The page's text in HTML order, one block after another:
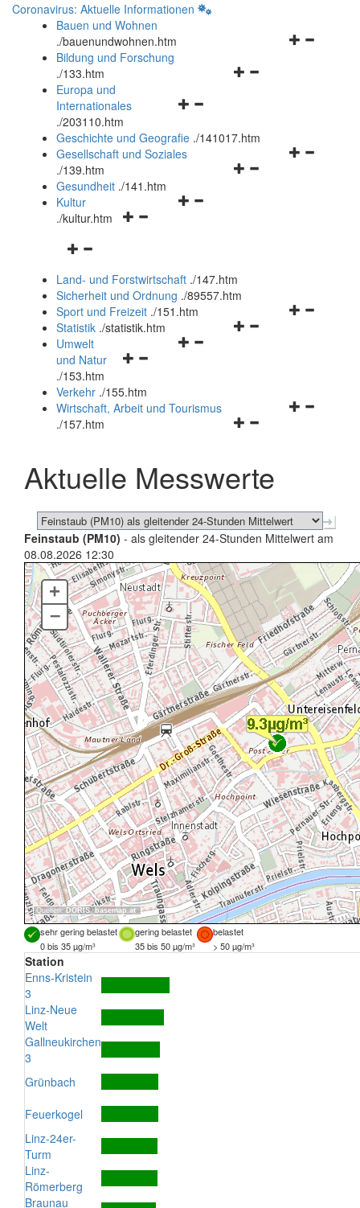
Coronavirus: Aktuelle Informationen
Bauen und Wohnen
./bauenundwohnen.htm
Navigationsmenü
Bildung und Forschung
./133.htm
Navigationsmenü
und
schließen
Europa und
Internationales
./203110.htm
Geschichte und Geografie ./141017.htm
Navigationsmenü
Gesellschaft und Soziales
./139.htm
Navigationsmenü
Gesundheit ./141.htm
Navigationsmenü
Kultur
./kultur.htm
Navigationsmenü
und
schließen
Land- und Forstwirtschaft ./147.htm
Sicherheit und Ordnung ./89557.htm
Navigationsmenü
Sport und Freizeit ./151.htm
Navigationsmenü
Statistik ./statistik.htm
Navigationsmenü
und
schließen
Umwelt
und Natur
./153.htm
Verkehr ./155.htm
Navigationsmenü
schließen
Wirtschaft, Arbeit und Tourismus
./157.htm
Aktuelle Messwerte
Feinstaub (PM10) - als gleitender 24-Stunden Mittelwert am
08.08.2026 12:30
Quellen: DORIS, basemap.at
+
–
sehr gering belastet gering belastet
belastet
0 bis 35 µg/m³
35 bis 50 µg/m³ > 50 µg/m³
Station
Enns-Kristein
3
Linz-Neue
Welt
Gallneukirchen
3
Grünbach
Feuerkogel
Linz-24er-
Turm
Linz-
Römerberg
Braunau